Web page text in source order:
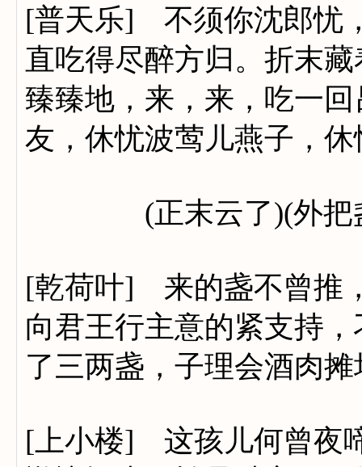
[普天乐] 不须你沈郎忧
直吃得尽醉方归。折末
臻臻地，来，来，吃一
友，休忧波莺儿燕子，
(正末云了)(外把盏
[乾荷叶] 来的盏不曾推
向君王行主意的紧支持
了三两盏，子理会酒肉
[上小楼] 这孩儿何曾夜